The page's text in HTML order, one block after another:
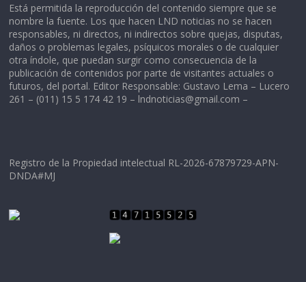
Está permitida la reproducción del contenido siempre que se
nombre la fuente. Los que hacen LND noticias no se hacen
responsables, ni directos, ni indirectos sobre quejas, disputas,
daños o problemas legales, psíquicos morales o de cualquier
otra índole, que puedan surgir como consecuencia de la
publicación de contenidos por parte de visitantes actuales o
futuros, del portal. Editor Responsable: Gustavo Lema – Lucero
261 – (011) 15 5 174 42 19 – lndnoticias@gmail.com –
Registro de la Propiedad intelectual RL-2026-67879729-APN-
DNDA#MJ